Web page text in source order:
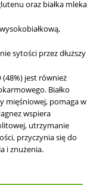
oraz białka mleka
sytości przez dłuższy
(48%) jest również
Białko
mięśniowej, pomaga w
wspiera
utrzymanie
przyczynia się do
i znużenia.